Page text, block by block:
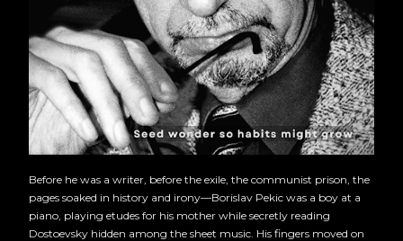
Before he was a writer, before the exile, the communist prison, the
pages soaked in history and irony—Borislav Pekic was a boy at a
piano, playing etudes for his mother while secretly reading
Dostoevsky hidden among the sheet music. His fingers moved on